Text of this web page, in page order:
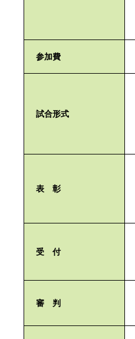
参加費
試合形式
表 彰
受 付
審 判